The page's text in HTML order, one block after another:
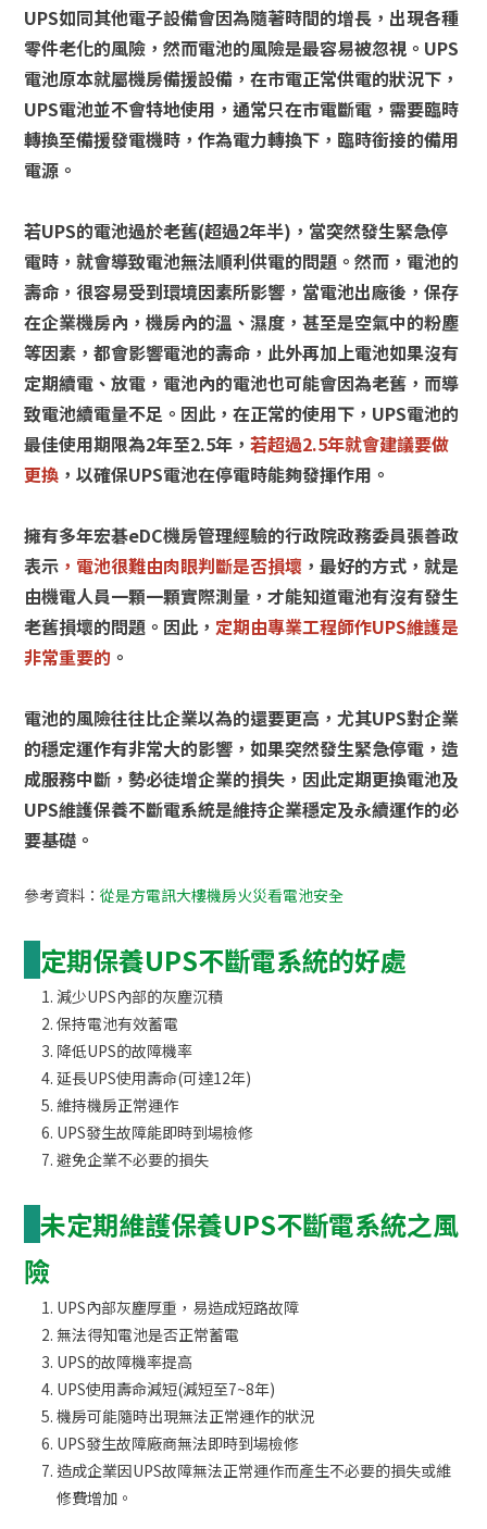
UPS如同其他電子設備會因為隨著時間的增長，出現各種
零件老化的風險，然而電池的風險是最容易被忽視。UPS
電池原本就屬機房備援設備，在市電正常供電的狀況下，
UPS電池並不會特地使用，通常只在市電斷電，需要臨時
轉換至備援發電機時，作為電力轉換下，臨時銜接的備用
電源。
若UPS的電池過於老舊(超過2年半)，當突然發生緊急停
電時，就會導致電池無法順利供電的問題。然而，電池的
壽命，很容易受到環境因素所影響，當電池出廠後，保存
在企業機房內，機房內的溫、濕度，甚至是空氣中的粉塵
等因素，都會影響電池的壽命，此外再加上電池如果沒有
定期續電、放電，電池內的電池也可能會因為老舊，而導
致電池續電量不足。因此，在正常的使用下，UPS電池的
最佳使用期限為2年至2.5年， 若超過2.5年就會建議要做
更換 ，以確保UPS電池在停電時能夠發揮作用。
擁有多年宏碁eDC機房管理經驗的行政院政務委員張善政
表示 ， 電池很難由肉眼判斷是否損壞 ，最好的方式，就是
由機電人員一顆一顆實際測量，才能知道電池有沒有發生
老舊損壞的問題。因此， 定期由專業工程師作UPS維護是
非常重要的 。
電池的風險往往比企業以為的還要更高，尤其UPS對企業
的穩定運作有非常大的影響，如果突然發生緊急停電，造
成服務中斷，勢必徒增企業的損失，因此定期更換電池及
UPS維護保養不斷電系統是維持企業穩定及永續運作的必
要基礎。
參考資料： 從是方電訊大樓機房火災看電池安全
定期保養UPS不斷電系統的好處
減少UPS內部的灰塵沉積
保持電池有效蓄電
降低UPS的故障機率
延長UPS使用壽命(可達12年)
維持機房正常運作
UPS發生故障能即時到場檢修
避免企業不必要的損失
未定期維護保養UPS不斷電系統之風
險
UPS內部灰塵厚重，易造成短路故障
無法得知電池是否正常蓄電
UPS的故障機率提高
UPS使用壽命減短(減短至7~8年)
機房可能隨時出現無法正常運作的狀況
UPS發生故障廠商無法即時到場檢修
造成企業因UPS故障無法正常運作而產生不必要的損失或維
修費增加。